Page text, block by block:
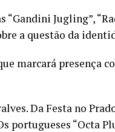
Jugling”,
a questão da
marcará presença
Da Festa no
portugueses “Octa